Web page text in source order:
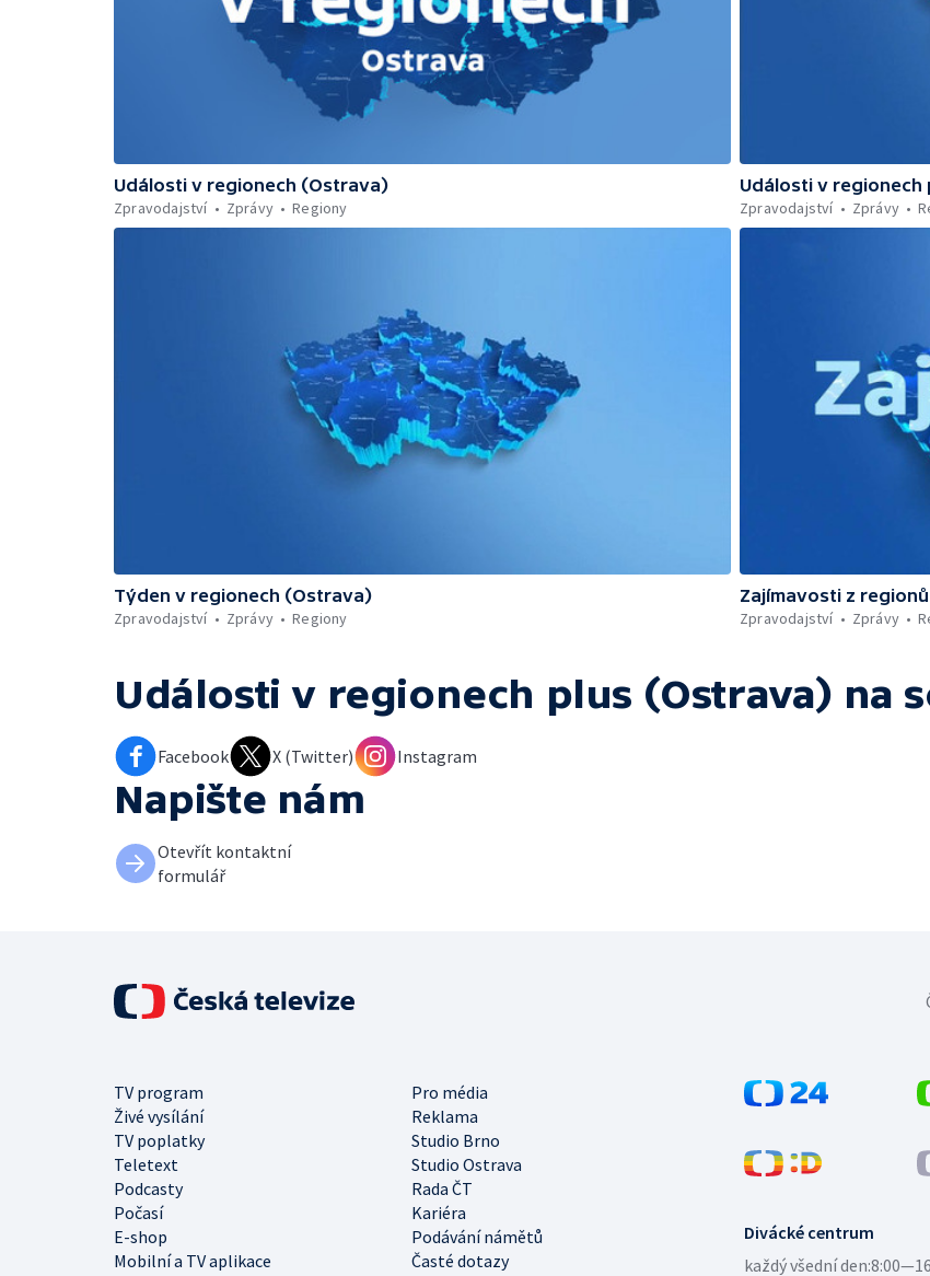
Události v regionech (Ostrava)
Zpravodajství
Zprávy Regiony
Události v regionech
Zpravodajství
Zprávy
Týden v regionech (Ostrava)
Zpravodajství
Zprávy Regiony
Zajímavosti z
Zpravodajství
Zprávy
Události v regionech plus (Ostrava) na
Facebook X (Twitter) Instagram
Napište nám
Otevřít kontaktní
formulář
Divácké centrum
každý všední den:
TV program
Pro média
Živé vysílání
Reklama
TV poplatky
Studio Brno
Teletext
Studio Ostrava
Podcasty
Rada ČT
Počasí
Kariéra
E-shop
Podávání námětů
Mobilní a TV aplikace
Časté dotazy